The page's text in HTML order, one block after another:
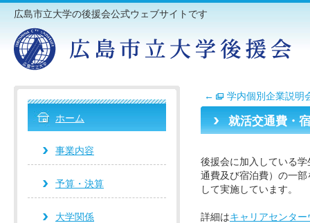
広島市立大学の後援会公式ウェブサイトです
ホーム
事業内容
予算・決算
大学関係
← 学内個別企業説明
就活交通費・
後援会に加入している
通費及び宿泊費）の一
して実施しています。
詳細はキャリアセンタ